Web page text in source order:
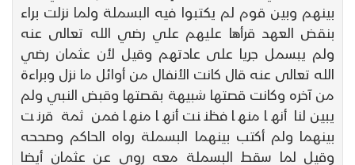
بينهم وبين قوم لم يكتبوا فيه البسملة ولما نزلت براء
بنقض العهد قرأها عليهم علي رضي الله تعالى عنه
ولم يبسمل جريا على عادتهم وقيل لأن عثمان رضي
الله تعالى عنه قال كانت الأنفال من أوائل ما نزل وبراءة
من آخره وكانت قصتها شبيهة بقصتها وقبض النبي ولم
يبين لنا أنها منها فظننت أنها منها فمن ثمة قرنت
بينهما ولم أكتب بينهما البسملة رواه الحاكم وصححه
وقيل لما سقط البسملة معه روي عن عثمان أيضا